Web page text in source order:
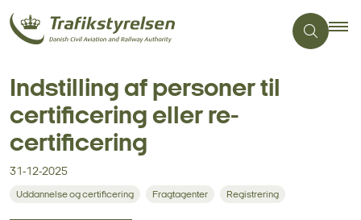
Indstilling af personer til
certificering eller re-
certificering
31-12-2025
Uddannelse og certificering Fragtagenter Registrering